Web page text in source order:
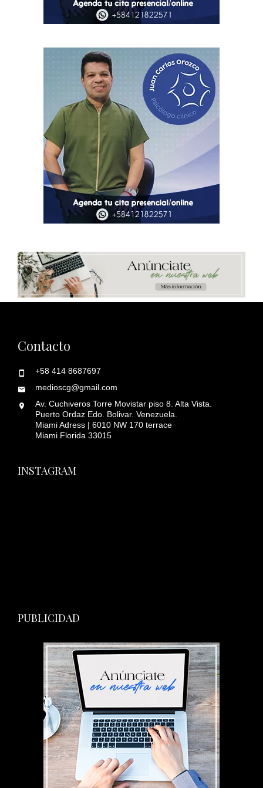
Contacto
+58 414 8687697
medioscg@gmail.com
Av. Cuchiveros Torre Movistar piso 8. Alta Vista.
Puerto Ordaz Edo. Bolivar. Venezuela.
Miami Adress | 6010 NW 170 terrace
Miami Florida 33015
INSTAGRAM
PUBLICIDAD